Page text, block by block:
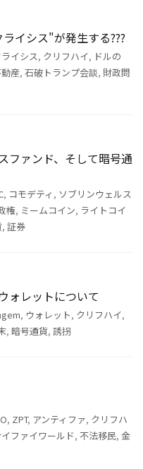
イシス"が発生する???
イシス, クリフハイ, ドルの
産, 石破トランプ会談, 財政問
ファンド、そして暗号通
, コモデティ , ソブリンウェルス
権, ミームコイン, ライトコイ
, 証券
ォレットについて
, ウォレット, クリフハイ,
, 暗号通貨, 誘拐
, ZPT, アンティファ, クリフハ
ファイワールド, 不法移民, 金